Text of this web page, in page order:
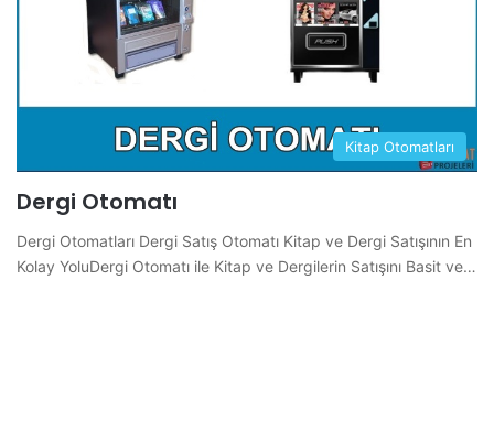
Kitap Otomatları
Dergi Otomatı
Dergi Otomatları Dergi Satış Otomatı Kitap ve Dergi Satışının En
Kolay YoluDergi Otomatı ile Kitap ve Dergilerin Satışını Basit ve…